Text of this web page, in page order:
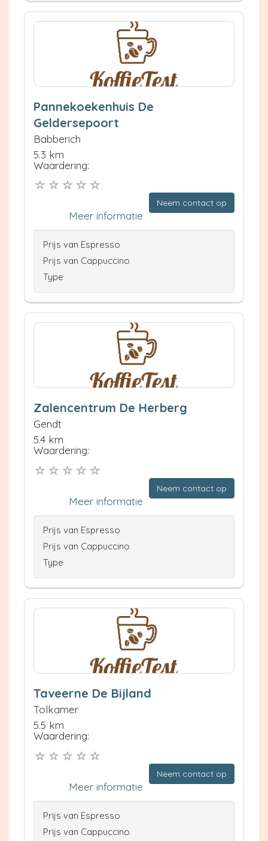
Pannekoekenhuis De
Geldersepoort
Babberich
5.3 km
Waardering:
Neem contact op
Meer informatie
Prijs van Espresso
Prijs van Cappuccino
Type
Zalencentrum De Herberg
Gendt
5.4 km
Waardering:
Neem contact op
Meer informatie
Prijs van Espresso
Prijs van Cappuccino
Type
Taveerne De Bijland
Tolkamer
5.5 km
Waardering:
Neem contact op
Meer informatie
Prijs van Espresso
Prijs van Cappuccino